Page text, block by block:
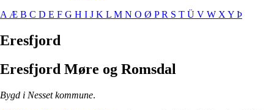
AÆ B C D E F G H I J K L M N O Ø PR S T Ü V W XY Þ
Eresfjord
Eresfjord Møre og Romsdal
Bygd i Nesset kommune.